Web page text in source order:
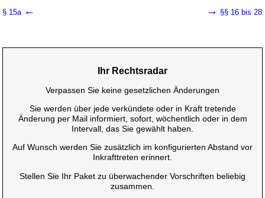
§ 15a ← → §§ 16 bis 28
Ihr Rechtsradar
Verpassen Sie keine gesetzlichen Änderungen
Sie werden über jede verkündete oder in Kraft tretende
Änderung per Mail informiert, sofort, wöchentlich oder in dem
Intervall, das Sie gewählt haben.
Auf Wunsch werden Sie zusätzlich im konfigurierten Abstand vor
Inkrafttreten erinnert.
Stellen Sie Ihr Paket zu überwachender Vorschriften beliebig
zusammen.